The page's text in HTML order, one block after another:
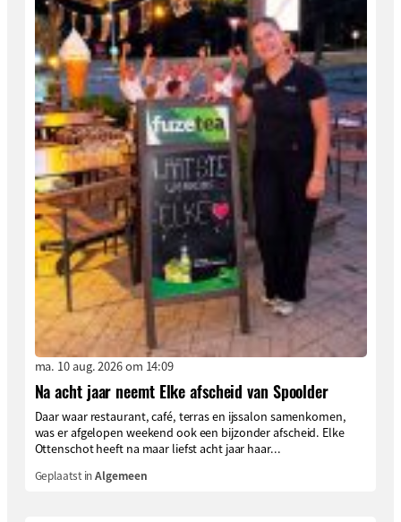
ma. 10 aug. 2026 om 14:09
Na acht jaar neemt Elke afscheid van Spoolder
Daar waar restaurant, café, terras en ijssalon samenkomen,
was er afgelopen weekend ook een bijzonder afscheid. Elke
Ottenschot heeft na maar liefst acht jaar haar...
Geplaatst inAlgemeen